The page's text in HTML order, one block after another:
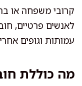
קרובי משפחה או
לאנשים פרטיים,
עמותות וגופים
מה כוללת